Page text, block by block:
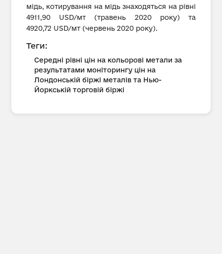
мідь, котирування на мідь знаходяться на рівні
4911,90 USD/мт (травень 2020 року) та
4920,72 USD/мт (червень 2020 року).
Теги:
Середні рівні цін на кольорові метали за
результатами моніторингу цін на
Лондонській біржі металів та Нью-
Йоркській торговій біржі